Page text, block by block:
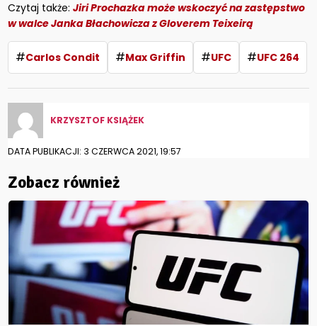
Czytaj także:Jiri Prochazka może wskoczyć na zastępstwo
w walce Janka Błachowicza z Gloverem Teixeirą
#Carlos Condit #Max Griffin #UFC #UFC 264
KRZYSZTOF KSIĄŻEK
DATA PUBLIKACJI: 3 CZERWCA 2021, 19:57
Zobacz również